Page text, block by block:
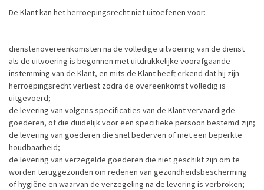
De Klant kan het herroepingsrecht niet uitoefenen voor:
dienstenovereenkomsten na de volledige uitvoering van de dienst
als de uitvoering is begonnen met uitdrukkelijke voorafgaande
instemming van de Klant, en mits de Klant heeft erkend dat hij zijn
herroepingsrecht verliest zodra de overeenkomst volledig is
uitgevoerd;
de levering van volgens specificaties van de Klant vervaardigde
goederen, of die duidelijk voor een specifieke persoon bestemd zijn;
de levering van goederen die snel bederven of met een beperkte
houdbaarheid;
de levering van verzegelde goederen die niet geschikt zijn om te
worden teruggezonden om redenen van gezondheidsbescherming
of hygiëne en waarvan de verzegeling na de levering is verbroken;